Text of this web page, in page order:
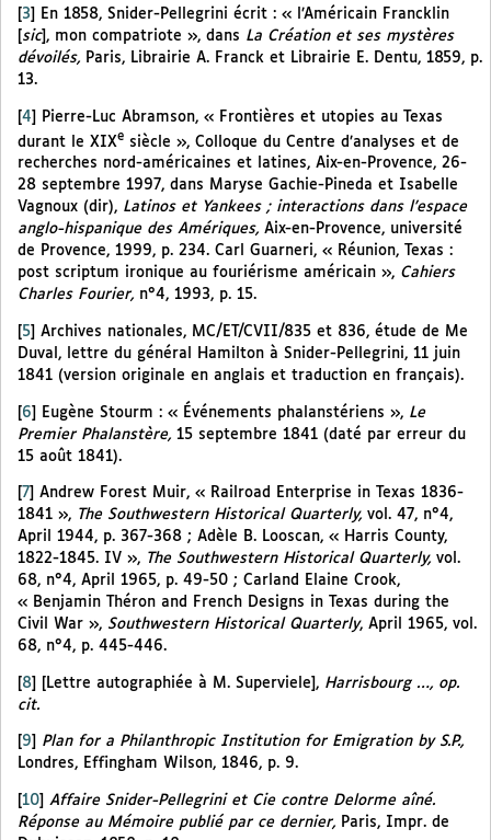
3
En 1858, Snider-Pellegrini écrit : « l’Américain Francklin
sic], mon compatriote », dans La Création et ses mystères
dévoilés, Paris, Librairie A. Franck et Librairie E. Dentu, 1859, p.
13.
[4]
Pierre-Luc Abramson, « Frontières et utopies au Texas
durant le XIXe siècle », Colloque du Centre d’analyses et de
recherches nord-américaines et latines, Aix-en-Provence, 26-
28 septembre 1997, dans Maryse Gachie-Pineda et Isabelle
Vagnoux (dir), Latinos et Yankees ; interactions dans l’espace
anglo-hispanique des Amériques, Aix-en-Provence, université
de Provence, 1999, p. 234. Carl Guarneri, « Réunion, Texas :
post scriptum ironique au fouriérisme américain », Cahiers
Charles Fourier, n°4, 1993, p. 15.
5
Archives nationales, MC/ET/CVII/835 et 836, étude de Me
Duval, lettre du général Hamilton à Snider-Pellegrini, 11 juin
1841 (version originale en anglais et traduction en français).
[6] Eugène Stourm : « Événements phalanstériens », Le
Premier Phalanstère, 15 septembre 1841 (daté par erreur du
15 août 1841).
7
Andrew Forest Muir, « Railroad Enterprise in Texas 1836-
1841 », The Southwestern Historical Quarterly, vol. 47, n°4,
April 1944, p. 367-368 ; Adèle B. Looscan, « Harris County,
1822-1845. IV », The Southwestern Historical Quarterly, vol.
68, n°4, April 1965, p. 49-50 ; Carland Elaine Crook,
« Benjamin Théron and French Designs in Texas during the
Civil War », Southwestern Historical Quarterly, April 1965, vol.
68, n°4, p. 445-446.
[8] [Lettre autographiée à M. Superviele], Harrisbourg …, op.
cit.
9
Plan for a Philanthropic Institution for Emigration by S.P.,
Londres, Effingham Wilson, 1846, p. 9.
10
Affaire Snider-Pellegrini et Cie contre Delorme aîné.
Réponse au Mémoire publié par ce dernier, Paris, Impr. de